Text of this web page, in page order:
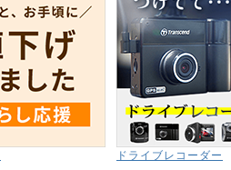
ドライブレコーダー